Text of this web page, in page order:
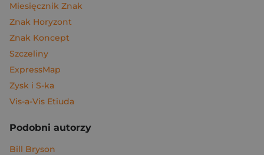
Miesięcznik Znak
Znak Horyzont
Znak Koncept
Szczeliny
ExpressMap
Zysk i S-ka
Vis-a-Vis Etiuda
Podobni autorzy
Bill Bryson